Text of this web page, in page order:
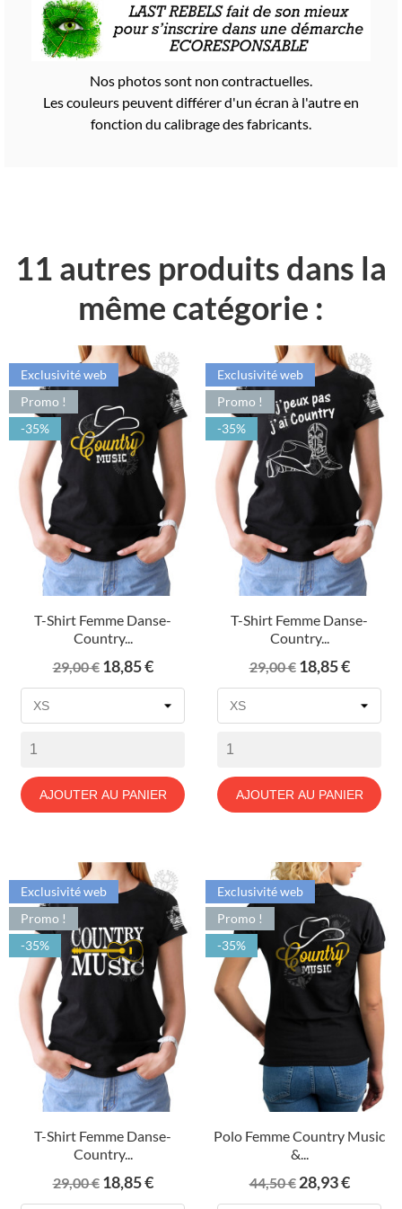
Nos photos sont non contractuelles.
Les couleurs peuvent différer d'un écran à l'autre en
fonction du calibrage des fabricants.
11 autres produits dans la
même catégorie :
T-Shirt Femme Danse-
Country...
Prix
de
29,00 € Prix
18,85 €
AJOUTER AU PANIER
Exclusivité web
Promo !
-35%
T-Shirt Femme Danse-
Country...
Prix
de
29,00 € Prix
18,85 €
AJOUTER AU PANIER
Exclusivité web
Promo !
-35%
T-Shirt Femme Danse-
Country...
Prix
de
29,00 € Prix
18,85 €
Exclusivité web
Promo !
-35%
Polo Femme Country Music
&...
Prix
de
44,50 € Prix
28,93 €
Exclusivité web
Promo !
-35%